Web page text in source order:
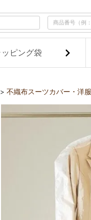
ッピング袋
不織布スーツカバー・洋